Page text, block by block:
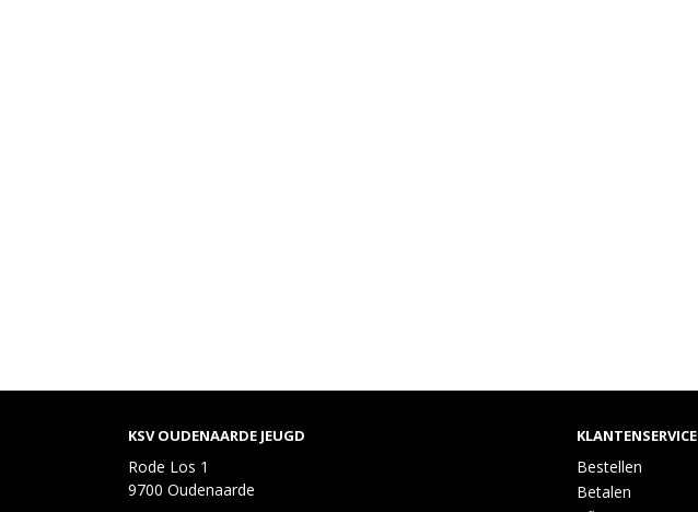
KSV OUDENAARDE JEUGD
Rode Los 1
9700 Oudenaarde
KLANTENSERVICE
Bestellen
Betalen